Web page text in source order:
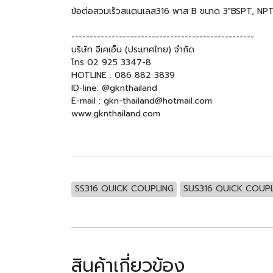
ข้อต่อสวมเร็วสแตนเลส316 พาส B ขนาด 3"BSPT, NPT
--------------------------------------------------
บริษัท จีเคเอ็น (ประเทศไทย) จำกัด
โทร 02 925 3347-8
HOTLINE : 086 882 3839
ID-line: @gknthailand
E-mail : gkn-thailand@hotmail.com
www.gknthailand.com
SS316 QUICK COUPLING SUS316 QUICK
สินค้าเกี่ยวข้อง